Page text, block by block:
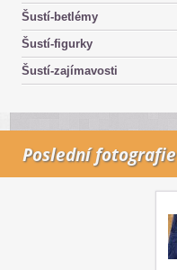
Šustí-betlémy
Šustí-figurky
Šustí-zajímavosti
Poslední fotografie